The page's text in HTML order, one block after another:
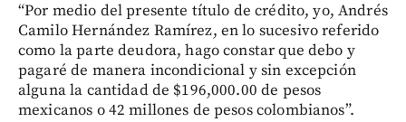
“Por medio del presente título de crédito, yo, Andrés
Camilo Hernández Ramírez, en lo sucesivo referido
como la parte deudora, hago constar que debo y
pagaré de manera incondicional y sin excepción
alguna la cantidad de $196,000.00 de pesos
mexicanos o 42 millones de pesos colombianos”.